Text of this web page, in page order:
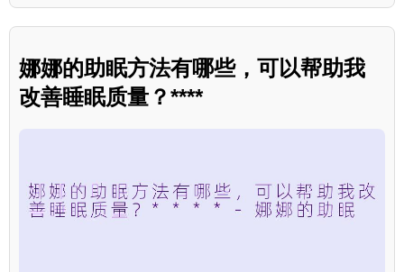
娜娜的助眠方法有哪些，可以帮助我
改善睡眠质量？****